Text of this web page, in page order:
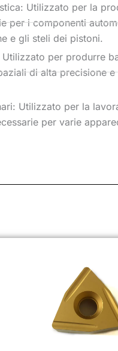
Utilizzato per la
per i componenti
e gli steli dei pistoni.
per produrre
di alta precisione e
Utilizzato per la
per varie